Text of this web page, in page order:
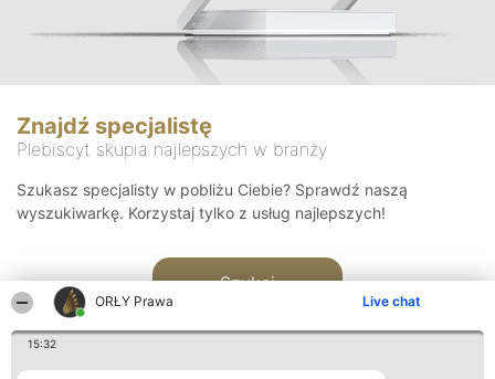
ORŁY Prawa Live chat
15:32
Znajdź specjalistę
Plebiscyt skupia najlepszych w branży
Szukasz specjalisty w pobliżu Ciebie? Sprawdź naszą
wyszukiwarkę. Korzystaj tylko z usług najlepszych!
Szukaj